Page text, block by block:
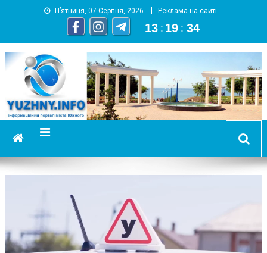
П’ятниця, 07 Серпня, 2026 Реклама на сайті
13 : 19 : 35
YUZHNY.INFO
информационный портал города Южный